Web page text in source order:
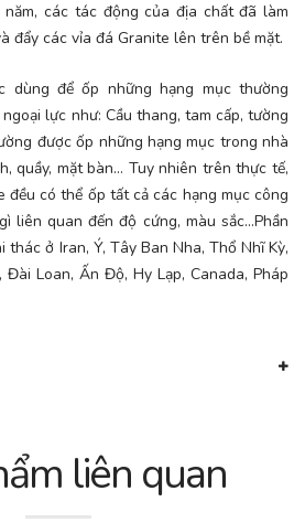
các tác động của địa chất đã làm
đẩy các vỉa đá Granite lên trên bề mặt.
dùng để ốp những hạng mục thường
lực như: Cầu thang, tam cấp, tường
được ốp những hạng mục trong nhà
quầy, mặt bàn… Tuy nhiên trên thực tế,
có thể ốp tất cả các hạng mục công
liên quan đến độ cứng, màu sắc…Phần
ở Iran, Ý, Tây Ban Nha, Thổ Nhĩ Kỳ,
Đài Loan, Ấn Độ, Hy Lạp, Canada, Pháp
liên quan